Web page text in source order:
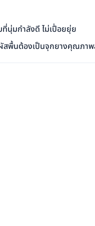
นุ่มกำลังดี ไม่เปื่อยยุ่ย
พื้นต้องเป็นจุกยางคุณภา